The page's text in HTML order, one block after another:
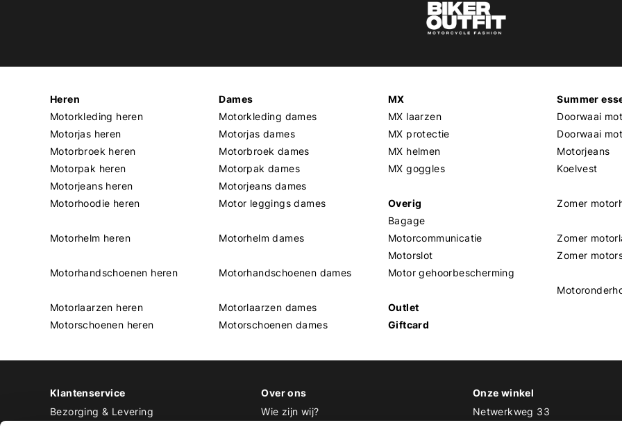
Heren
Motorkleding heren
Motorjas heren
Motorbroek heren
Motorpak heren
Motorjeans heren
Motorhoodie heren
Motorhelm heren
Motorhandschoenen heren
Motorlaarzen heren
Motorschoenen heren
Dames
Motorkleding dames
Motorjas dames
Motorbroek dames
Motorpak dames
Motorjeans dames
Motor leggings dames
Motorhelm dames
Motorhandschoenen dames
Motorlaarzen dames
Motorschoenen dames
MX
MX laarzen
MX protectie
MX helmen
MX goggles
Overig
Bagage
Motorcommunicatie
Motorslot
Motor gehoorbescherming
Outlet
Giftcard
Summer
Doorwaai
Doorwaai
Motorjeans
Koelvest
Zomer
Zomer
Zomer
Klantenservice
Bezorging & Levering
Over ons
Wie zijn wij?
Onze winkel
Netwerkweg 33